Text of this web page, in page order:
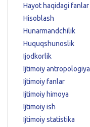
Hayot haqidagi fanlar
Hisoblash
Hunarmandchilik
Huquqshunoslik
Ijodkorlik
Ijtimoiy antropologiya
Ijtimoiy fanlar
Ijtimoiy himoya
Ijtimoiy ish
Ijtimoiy statistika